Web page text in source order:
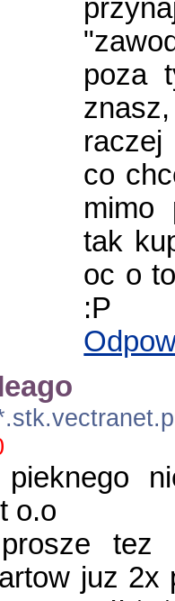
poza
co
mimo
tak
oc o
:P
o.o
tez
juz 2x